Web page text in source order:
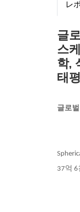
レ
글
스
학,
태
글로
37억